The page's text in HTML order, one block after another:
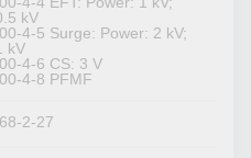
kV
4-5 Surge: Power: 2 kV;
kV
4-6 CS: 3 V
4-8 PFMF
2-27